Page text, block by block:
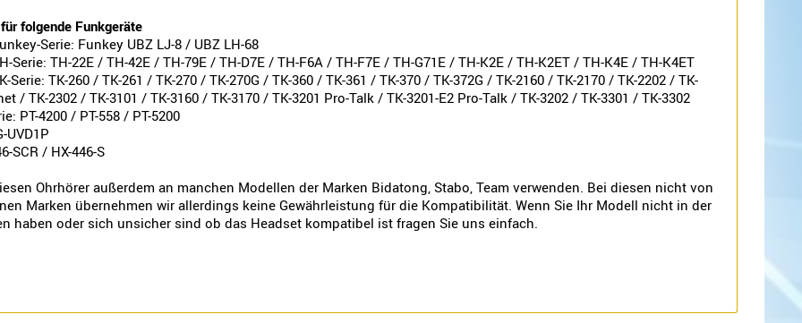
folgende Funkgeräte
Serie: Funkey UBZ LJ-8 / UBZ LH-68
Serie: TH-22E / TH-42E / TH-79E / TH-D7E / TH-F6A / TH-F7E / TH-G71E / TH-K2E / TH-K2ET / TH-K4E / TH-K4ET
Serie: TK-260 / TK-261 / TK-270 / TK-270G / TK-360 / TK-361 / TK-370 / TK-372G / TK-2160 / TK-2170 / TK-2202 / TK-
/ TK-2302 / TK-3101 / TK-3160 / TK-3170 / TK-3201 Pro-Talk / TK-3201-E2 Pro-Talk / TK-3202 / TK-3301 / TK-3302
PT-4200 / PT-558 / PT-5200
UVD1P
SCR / HX-446-S
Ohrhörer außerdem an manchen Modellen der Marken Bidatong, Stabo, Team verwenden. Bei diesen nicht von
Marken übernehmen wir allerdings keine Gewährleistung für die Kompatibilität. Wenn Sie Ihr Modell nicht in der
haben oder sich unsicher sind ob das Headset kompatibel ist fragen Sie uns einfach.